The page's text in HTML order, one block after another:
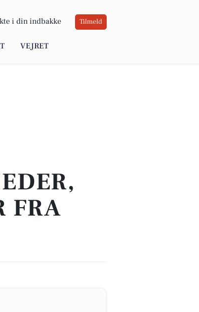
i din indbakke Tilmeld
VEJRET
FRA